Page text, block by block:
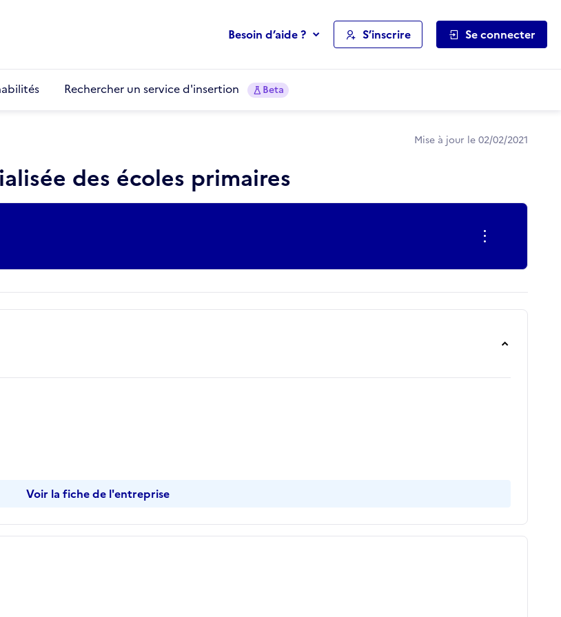
Besoin d’aide ? S’inscrire Se connecter
Rechercher un service d'insertion Beta
Mise à jour le 02/02/2021
des écoles primaires
Voir la fiche de l'entreprise